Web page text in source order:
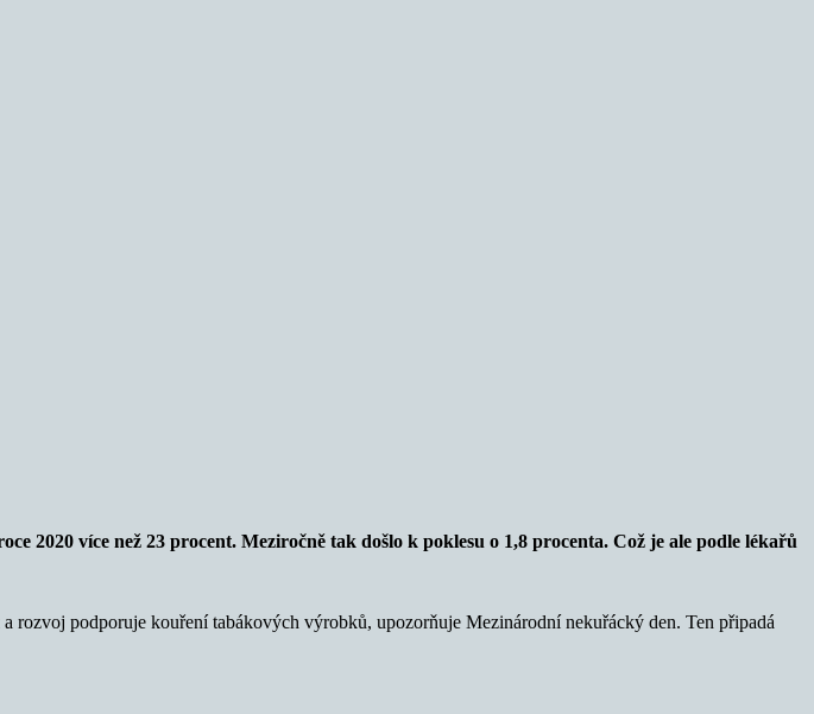
2020 více než 23 procent. Meziročně tak došlo k poklesu o 1,8 procenta. Což je ale podle lékařů
podporuje kouření tabákových výrobků, upozorňuje Mezinárodní nekuřácký den. Ten připadá